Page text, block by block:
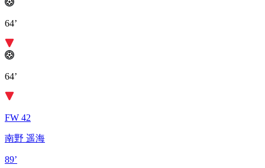
64’
64’
FW 42
南野 遥海
89’